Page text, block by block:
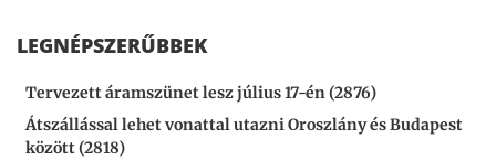
LEGNÉPSZERŰBBEK
Tervezett áramszünet lesz július 17-én (2876)
Átszállással lehet vonattal utazni Oroszlány és Budapest
között (2818)